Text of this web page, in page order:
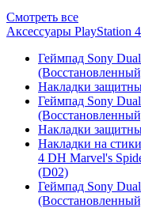
Смотреть все
Аксессуары PlayStation 4
Геймпад Sony
Накладки
Геймпад Sony
Накладки
Накладки на
4 DH Marvel's
(D02)
Геймпад Sony